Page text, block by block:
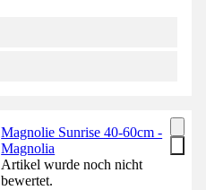
Magnolie Sunrise 40-60cm -
Magnolia
Artikel wurde noch nicht
bewertet.